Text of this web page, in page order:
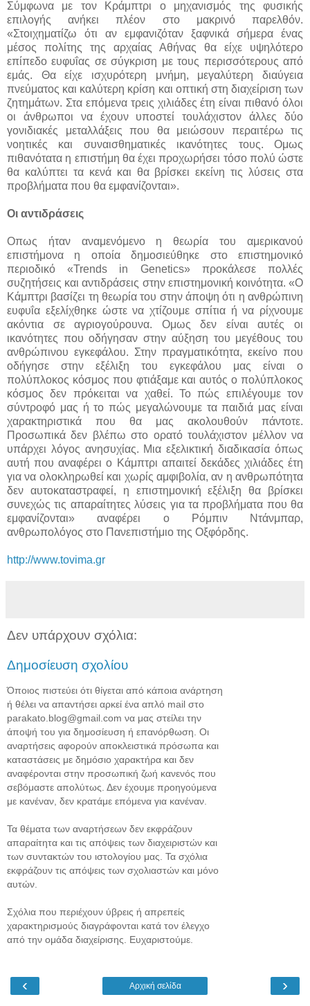
Σύμφωνα με τον Κράμπτρι ο μηχανισμός της φυσικής
επιλογής ανήκει πλέον στο μακρινό παρελθόν.
«Στοιχηματίζω ότι αν εμφανιζόταν ξαφνικά σήμερα ένας
μέσος πολίτης της αρχαίας Αθήνας θα είχε υψηλότερο
επίπεδο ευφυΐας σε σύγκριση με τους περισσότερους από
εμάς. Θα είχε ισχυρότερη μνήμη, μεγαλύτερη διαύγεια
πνεύματος και καλύτερη κρίση και οπτική στη διαχείριση των
ζητημάτων. Στα επόμενα τρεις χιλιάδες έτη είναι πιθανό όλοι
οι άνθρωποι να έχουν υποστεί τουλάχιστον άλλες δύο
γονιδιακές μεταλλάξεις που θα μειώσουν περαιτέρω τις
νοητικές και συναισθηματικές ικανότητες τους. Ομως
πιθανότατα η επιστήμη θα έχει προχωρήσει τόσο πολύ ώστε
θα καλύπτει τα κενά και θα βρίσκει εκείνη τις λύσεις στα
προβλήματα που θα εμφανίζονται».
Οι αντιδράσεις
Οπως ήταν αναμενόμενο η θεωρία του αμερικανού
επιστήμονα η οποία δημοσιεύθηκε στο επιστημονικό
περιοδικό «Trends in Genetics» προκάλεσε πολλές
συζητήσεις και αντιδράσεις στην επιστημονική κοινότητα. «Ο
Κάμπτρι βασίζει τη θεωρία του στην άποψη ότι η ανθρώπινη
ευφυΐα εξελίχθηκε ώστε να χτίζουμε σπίτια ή να ρίχνουμε
ακόντια σε αγριογούρουνα. Ομως δεν είναι αυτές οι
ικανότητες που οδήγησαν στην αύξηση του μεγέθους του
ανθρώπινου εγκεφάλου. Στην πραγματικότητα, εκείνο που
οδήγησε στην εξέλιξη του εγκεφάλου μας είναι ο
πολύπλοκος κόσμος που φτιάξαμε και αυτός ο πολύπλοκος
κόσμος δεν πρόκειται να χαθεί. Το πώς επιλέγουμε τον
σύντροφό μας ή το πώς μεγαλώνουμε τα παιδιά μας είναι
χαρακτηριστικά που θα μας ακολουθούν πάντοτε.
Προσωπικά δεν βλέπω στο ορατό τουλάχιστον μέλλον να
υπάρχει λόγος ανησυχίας. Μια εξελικτική διαδικασία όπως
αυτή που αναφέρει ο Κάμπτρι απαιτεί δεκάδες χιλιάδες έτη
για να ολοκληρωθεί και χωρίς αμφιβολία, αν η ανθρωπότητα
δεν αυτοκαταστραφεί, η επιστημονική εξέλιξη θα βρίσκει
συνεχώς τις απαραίτητες λύσεις για τα προβλήματα που θα
εμφανίζονται» αναφέρει ο Ρόμπιν Ντάνμπαρ,
ανθρωπολόγος στο Πανεπιστήμιο της Οξφόρδης.
http://www.tovima.gr
Δεν υπάρχουν σχόλια:
Δημοσίευση σχολίου
Όποιος πιστεύει ότι θίγεται από κάποια ανάρτηση
ή θέλει να απαντήσει αρκεί ένα απλό mail στο
parakato.blog@gmail.com να μας στείλει την
άποψή του για δημοσίευση ή επανόρθωση. Οι
αναρτήσεις αφορούν αποκλειστικά πρόσωπα και
καταστάσεις με δημόσιο χαρακτήρα και δεν
αναφέρονται στην προσωπική ζωή κανενός που
σεβόμαστε απολύτως. Δεν έχουμε προηγούμενα
με κανέναν, δεν κρατάμε επόμενα για κανέναν.
Τα θέματα των αναρτήσεων δεν εκφράζουν
απαραίτητα και τις απόψεις των διαχειριστών και
των συντακτών του ιστολογίου μας. Τα σχόλια
εκφράζουν τις απόψεις των σχολιαστών και μόνο
αυτών.
Σχόλια που περιέχουν ύβρεις ή απρεπείς
χαρακτηρισμούς διαγράφονται κατά τον έλεγχο
από την ομάδα διαχείρισης. Ευχαριστούμε.
‹ ›
Αρχική σελίδα